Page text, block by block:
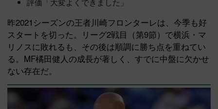
評価「大変よくできました」
昨2021シーズンの王者川崎フロンターレは、今季も好
スタートを切った。リーグ2戦目（第9節）で横浜・マ
リノスに敗れるも、その後は順調に勝ち点を重ねてい
る。MF橘田健人の成長が著しく、すでに中盤に欠かせ
ない存在だ。